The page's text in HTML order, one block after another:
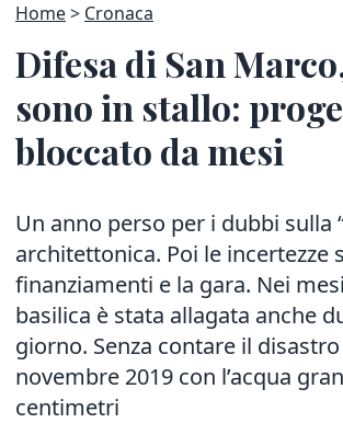
Home Cronaca
Difesa di San
sono in stallo:
bloccato da mesi
Un anno perso per i dubbi sulla
architettonica. Poi le incertezze
finanziamenti e la gara. Nei
basilica è stata allagata anche
giorno. Senza contare il
novembre 2019 con l’acqua
centimetri